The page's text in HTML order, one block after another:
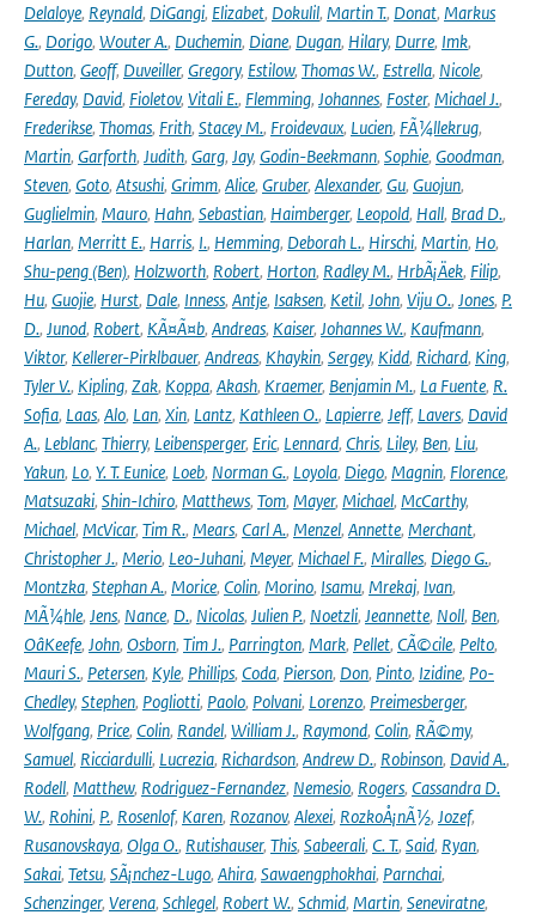
Delaloye, Reynald, DiGangi, Elizabet, Dokulil, Martin T., Donat, Markus
G., Dorigo, Wouter A., Duchemin, Diane, Dugan, Hilary, Durre, Imk,
Dutton, Geoff, Duveiller, Gregory, Estilow, Thomas W., Estrella, Nicole,
Fereday, David, Fioletov, Vitali E., Flemming, Johannes, Foster, Michael J.,
Frederikse, Thomas, Frith, Stacey M., Froidevaux, Lucien, FÃ¼llekrug,
Martin, Garforth, Judith, Garg, Jay, Godin-Beekmann, Sophie, Goodman,
Steven, Goto, Atsushi, Grimm, Alice, Gruber, Alexander, Gu, Guojun,
Guglielmin, Mauro, Hahn, Sebastian, Haimberger, Leopold, Hall, Brad D.,
Harlan, Merritt E., Harris, I., Hemming, Deborah L., Hirschi, Martin, Ho,
Shu-peng (Ben), Holzworth, Robert, Horton, Radley M., HrbÃ¡Äek, Filip,
Hu, Guojie, Hurst, Dale, Inness, Antje, Isaksen, Ketil, John, Viju O., Jones, P.
D., Junod, Robert, KÃ¤Ã¤b, Andreas, Kaiser, Johannes W., Kaufmann,
Viktor, Kellerer-Pirklbauer, Andreas, Khaykin, Sergey, Kidd, Richard, King,
Tyler V., Kipling, Zak, Koppa, Akash, Kraemer, Benjamin M., La Fuente, R.
Sofia, Laas, Alo, Lan, Xin, Lantz, Kathleen O., Lapierre, Jeff, Lavers, David
A., Leblanc, Thierry, Leibensperger, Eric, Lennard, Chris, Liley, Ben, Liu,
Yakun, Lo, Y. T. Eunice, Loeb, Norman G., Loyola, Diego, Magnin, Florence,
Matsuzaki, Shin-Ichiro, Matthews, Tom, Mayer, Michael, McCarthy,
Michael, McVicar, Tim R., Mears, Carl A., Menzel, Annette, Merchant,
Christopher J., Merio, Leo-Juhani, Meyer, Michael F., Miralles, Diego G.,
Montzka, Stephan A., Morice, Colin, Morino, Isamu, Mrekaj, Ivan,
MÃ¼hle, Jens, Nance, D., Nicolas, Julien P., Noetzli, Jeannette, Noll, Ben,
OâKeefe, John, Osborn, Tim J., Parrington, Mark, Pellet, CÃ©cile, Pelto,
Mauri S., Petersen, Kyle, Phillips, Coda, Pierson, Don, Pinto, Izidine, Po-
Chedley, Stephen, Pogliotti, Paolo, Polvani, Lorenzo, Preimesberger,
Wolfgang, Price, Colin, Randel, William J., Raymond, Colin, RÃ©my,
Samuel, Ricciardulli, Lucrezia, Richardson, Andrew D., Robinson, David A.,
Rodell, Matthew, Rodriguez-Fernandez, Nemesio, Rogers, Cassandra D.
W., Rohini, P., Rosenlof, Karen, Rozanov, Alexei, RozkoÅ¡nÃ½, Jozef,
Rusanovskaya, Olga O., Rutishauser, This, Sabeerali, C. T., Said, Ryan,
Sakai, Tetsu, SÃ¡nchez-Lugo, Ahira, Sawaengphokhai, Parnchai,
Schenzinger, Verena, Schlegel, Robert W., Schmid, Martin, Seneviratne,